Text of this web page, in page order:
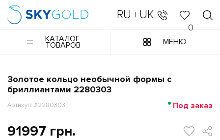
RU | UK
0
КАТАЛОГ
ТОВАРОВ МЕНЮ
Золотое кольцо необычной формы с
бриллиантами 2280303
Артикул: #2280303 Под заказ
91997 грн.